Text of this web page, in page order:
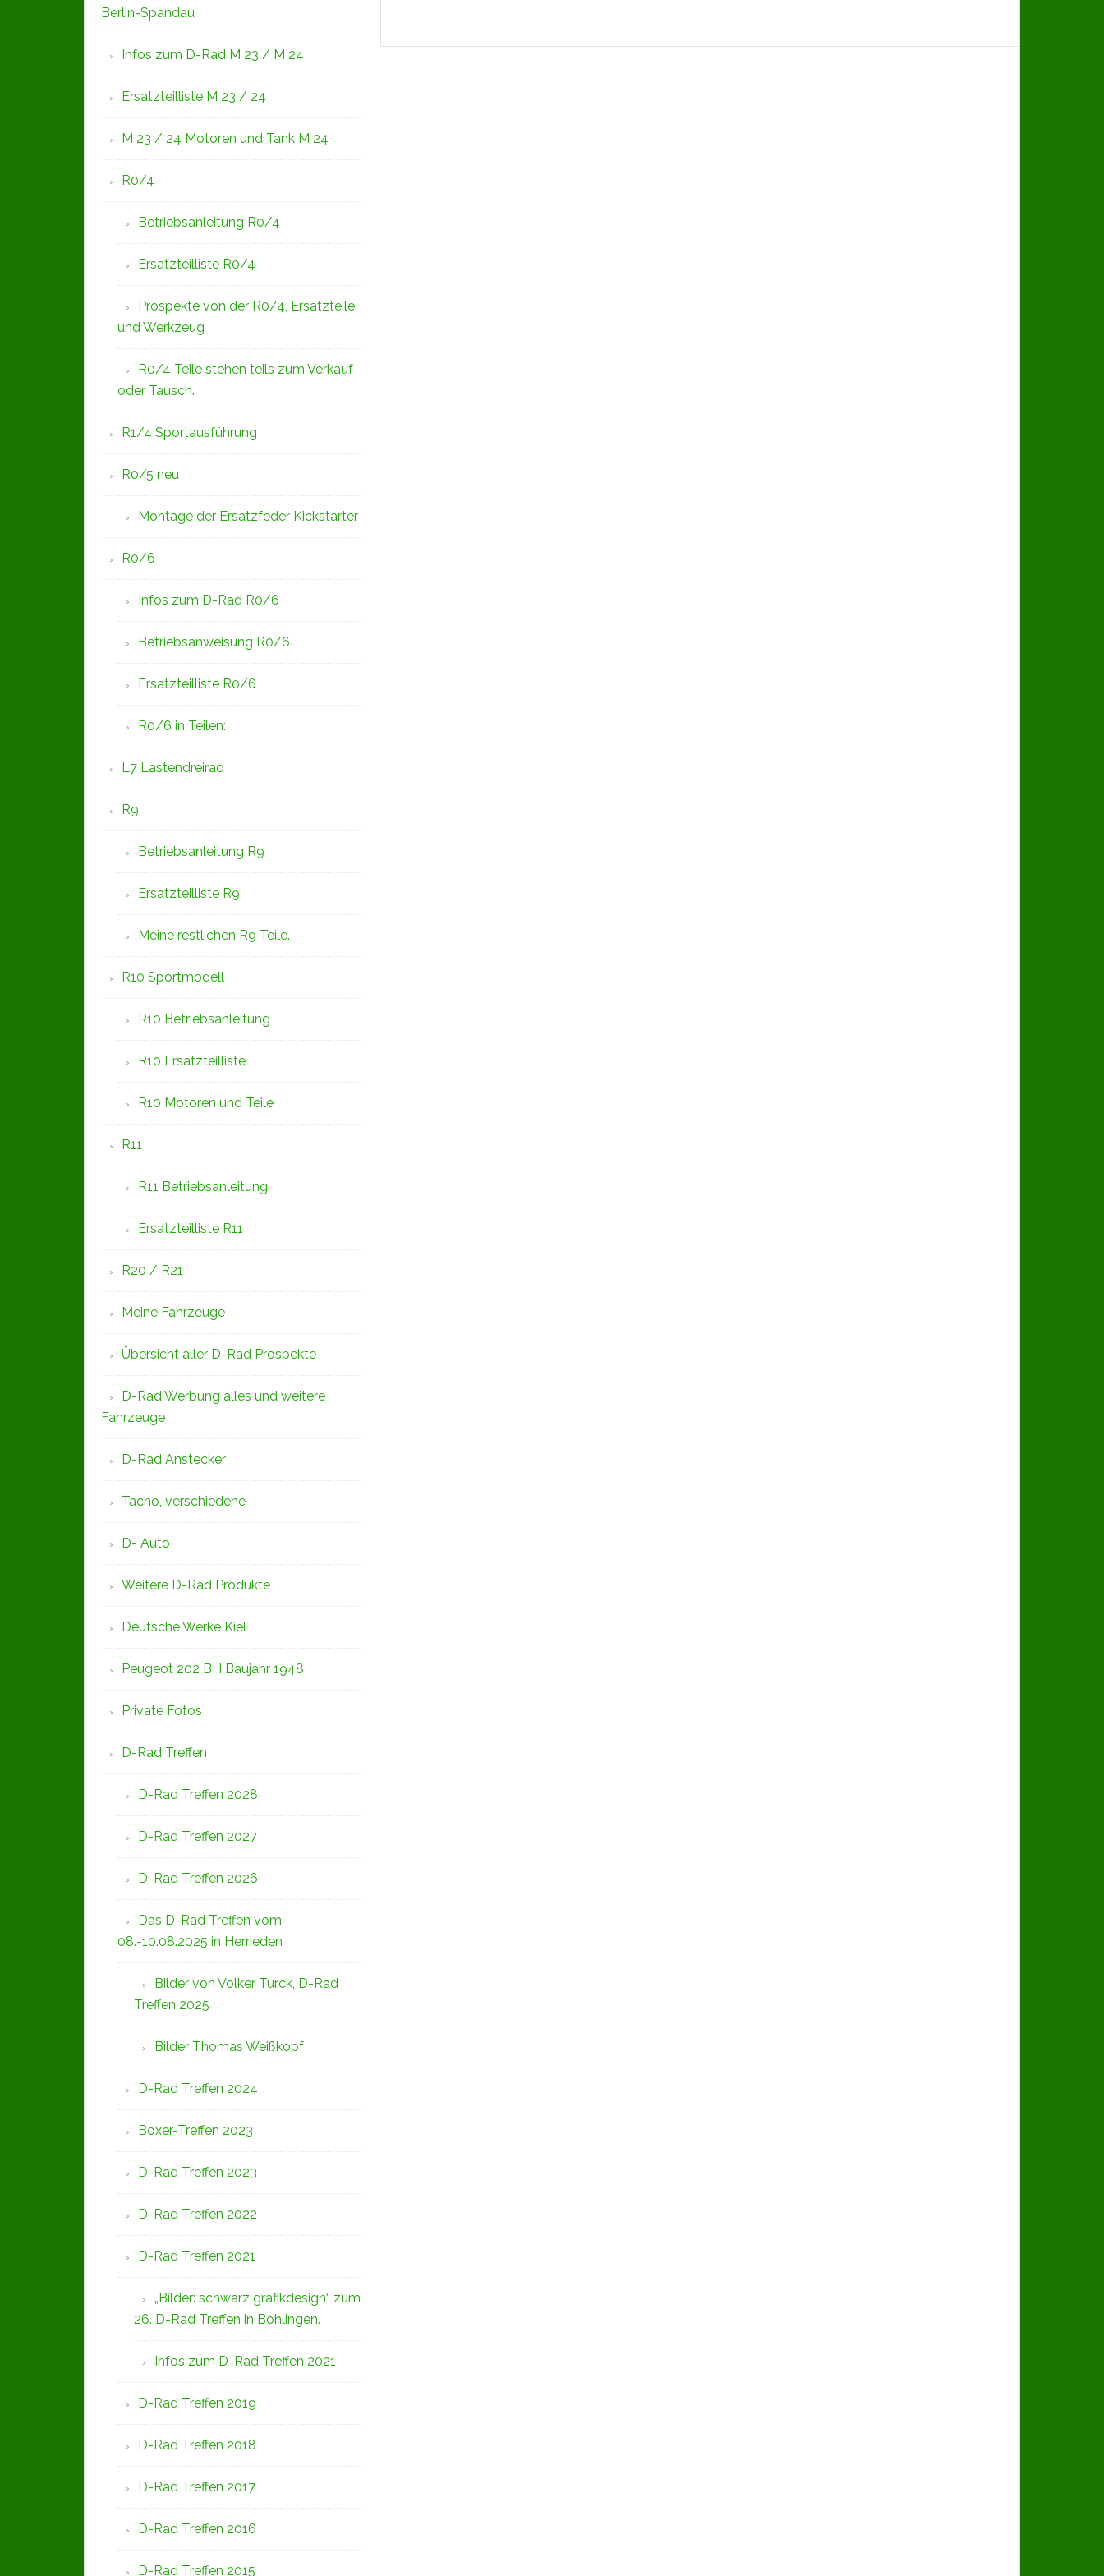
Berlin-Spandau
Infos zum D-Rad M 23 / M 24
Ersatzteilliste M 23 / 24
M 23 / 24 Motoren und Tank M 24
R0/4
Betriebsanleitung R0/4
Ersatzteilliste R0/4
Prospekte von der R0/4, Ersatzteile
und Werkzeug
R0/4 Teile stehen teils zum Verkauf
oder Tausch.
R1/4 Sportausführung
R0/5 neu
Montage der Ersatzfeder Kickstarter
R0/6
Infos zum D-Rad R0/6
Betriebsanweisung R0/6
Ersatzteilliste R0/6
R0/6 in Teilen:
L7 Lastendreirad
R9
Betriebsanleitung R9
Ersatzteilliste R9
Meine restlichen R9 Teile.
R10 Sportmodell
R10 Betriebsanleitung
R10 Ersatzteilliste
R10 Motoren und Teile
R11
R11 Betriebsanleitung
Ersatzteilliste R11
R20 / R21
Meine Fahrzeuge
Übersicht aller D-Rad Prospekte
D-Rad Werbung alles und weitere
Fahrzeuge
D-Rad Anstecker
Tacho, verschiedene
D- Auto
Weitere D-Rad Produkte
Deutsche Werke Kiel
Peugeot 202 BH Baujahr 1948
Private Fotos
D-Rad Treffen
D-Rad Treffen 2028
D-Rad Treffen 2027
D-Rad Treffen 2026
Das D-Rad Treffen vom
08.-10.08.2025 in Herrieden
Bilder von Volker Turck, D-Rad
Treffen 2025
Bilder Thomas Weißkopf
D-Rad Treffen 2024
Boxer-Treffen 2023
D-Rad Treffen 2023
D-Rad Treffen 2022
D-Rad Treffen 2021
„Bilder: schwarz grafikdesign“ zum
26. D-Rad Treffen in Bohlingen.
Infos zum D-Rad Treffen 2021
D-Rad Treffen 2019
D-Rad Treffen 2018
D-Rad Treffen 2017
D-Rad Treffen 2016
D-Rad Treffen 2015